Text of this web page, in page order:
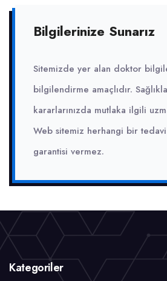
Bilgilerinize Sunarız
Sitemizde yer alan doktor
bilgilendirme amaçlıdır.
kararlarınızda mutlaka ilgili
Web sitemiz herhangi bir
garantisi vermez.
Kategoriler